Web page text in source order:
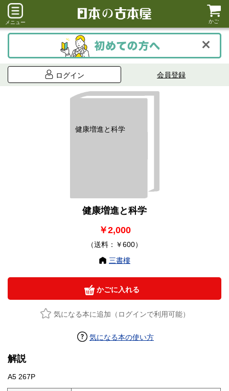
メニュー かご
ログイン 会員登録
健康増進と科学
健康増進と科学
￥2,000
（送料：￥600）
三書樓
かごに入れる
気になる本に追加（ログインで利用可能）
気になる本の使い方
解説
A5 267P